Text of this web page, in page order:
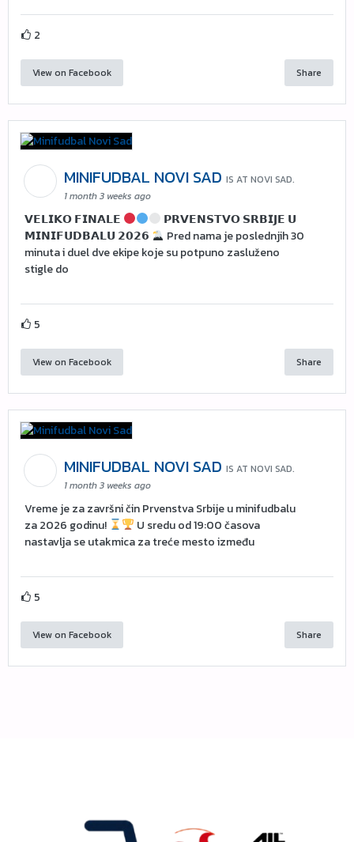
2
View on Facebook Share
MINIFUDBAL NOVI SAD IS AT NOVI SAD.
1 month 3 weeks ago
𝗩𝗘𝗟𝗜𝗞𝗢 𝗙𝗜𝗡𝗔𝗟𝗘
𝗣𝗥𝗩𝗘𝗡𝗦𝗧𝗩𝗢 𝗦𝗥𝗕𝗜𝗝𝗘 𝗨
𝗠𝗜𝗡𝗜𝗙𝗨𝗗𝗕𝗔𝗟𝗨 𝟮𝟬𝟮𝟲
Pred nama je poslednjih 30
minuta i duel dve ekipe koje su potpuno zasluženo
stigle do
5
View on Facebook Share
MINIFUDBAL NOVI SAD IS AT NOVI SAD.
1 month 3 weeks ago
Vreme je za završni čin Prvenstva Srbije u minifudbalu
za 2026 godinu!
U sredu od 19:00 časova
nastavlja se utakmica za treće mesto između
5
View on Facebook Share